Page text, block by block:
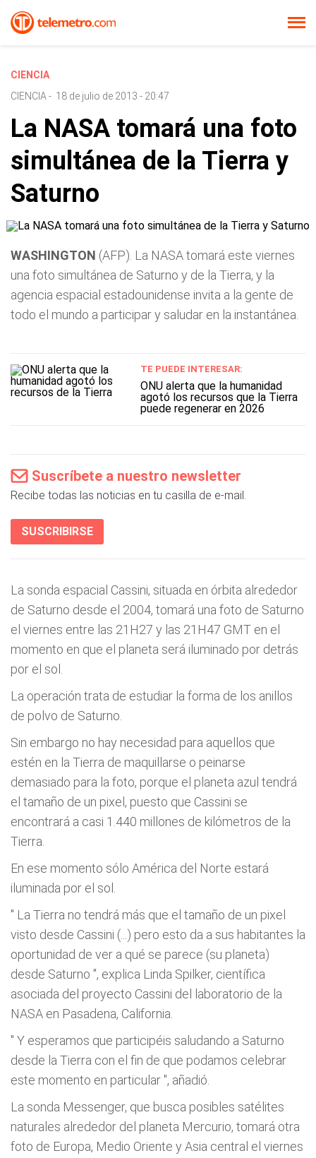
CIENCIA
CIENCIA - 18 de julio de 2013 - 20:47
La NASA tomará una foto
simultánea de la Tierra y
Saturno
WASHINGTON (AFP). La NASA tomará este viernes
una foto simultánea de Saturno y de la Tierra, y la
agencia espacial estadounidense invita a la gente de
todo el mundo a participar y saludar en la instantánea.
TE PUEDE INTERESAR:
ONU alerta que la humanidad
agotó los recursos que la Tierra
puede regenerar en 2026
Suscríbete a nuestro newsletter
Recibe todas las noticias en tu casilla de e-mail.
SUSCRIBIRSE
La sonda espacial Cassini, situada en órbita alrededor
de Saturno desde el 2004, tomará una foto de Saturno
el viernes entre las 21H27 y las 21H47 GMT en el
momento en que el planeta será iluminado por detrás
por el sol.
La operación trata de estudiar la forma de los anillos
de polvo de Saturno.
Sin embargo no hay necesidad para aquellos que
estén en la Tierra de maquillarse o peinarse
demasiado para la foto, porque el planeta azul tendrá
el tamaño de un pixel, puesto que Cassini se
encontrará a casi 1.440 millones de kilómetros de la
Tierra.
En ese momento sólo América del Norte estará
iluminada por el sol.
" La Tierra no tendrá más que el tamaño de un pixel
visto desde Cassini (...) pero esto da a sus habitantes la
oportunidad de ver a qué se parece (su planeta)
desde Saturno ", explica Linda Spilker, científica
asociada del proyecto Cassini del laboratorio de la
NASA en Pasadena, California.
" Y esperamos que participéis saludando a Saturno
desde la Tierra con el fin de que podamos celebrar
este momento en particular ", añadió.
La sonda Messenger, que busca posibles satélites
naturales alrededor del planeta Mercurio, tomará otra
foto de Europa, Medio Oriente y Asia central el viernes